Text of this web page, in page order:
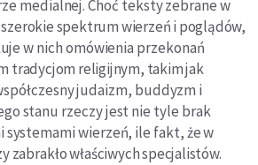
medialnej. Choć teksty zebrane w
szerokie spektrum wierzeń i poglądów,
w nich omówienia przekonań
tradycjom religijnym, takim jak
judaizm, buddyzm i
stanu rzeczy jest nie tyle brak
syste­mami wierzeń, ile fakt, że w
zabrakło właściwych specjalistów.